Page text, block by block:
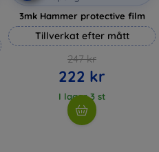
3mk Hammer protective film
Tillverkat efter mått
247 kr
222 kr
I lager 3 st